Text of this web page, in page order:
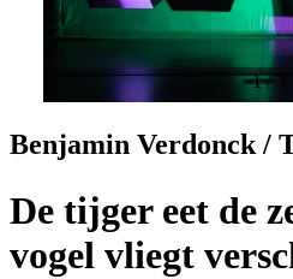
1/
Benjamin Verdonck /
De tijger eet de
vogel vliegt